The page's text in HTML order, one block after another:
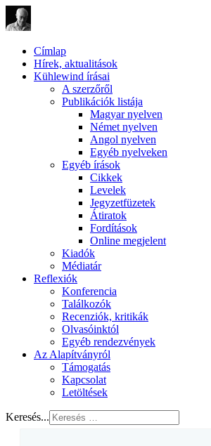
Címlap
Hírek, aktualitások
Kühlewind írásai
A szerzőről
Publikációk listája
Magyar nyelven
Német nyelven
Angol nyelven
Egyéb nyelveken
Egyéb írások
Cikkek
Levelek
Jegyzetfüzetek
Átiratok
Fordítások
Online megjelent
Kiadók
Médiatár
Reflexiók
Konferencia
Találkozók
Recenziók, kritikák
Olvasóinktól
Egyéb rendezvények
Az Alapítványról
Támogatás
Kapcsolat
Letöltések
Keresés...